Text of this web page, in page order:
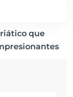
que